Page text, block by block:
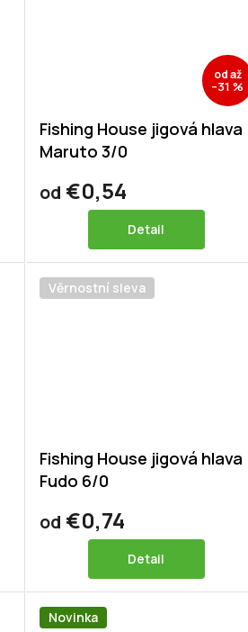
odaž
–31 %
Fishing House jigová hlava
Maruto 3/0
od €0,54
Detail
Věrnostní sleva
Fishing House jigová hlava
Fudo 6/0
od €0,74
Detail
Novinka